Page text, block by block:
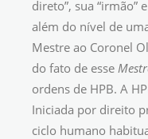
direto”, sua “irmão”
além do nível de
Mestre ao Coronel
do fato de esse
ordens de HPB. A
Iniciada por direito
ciclo humano